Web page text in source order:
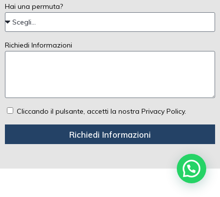
Hai una permuta?
Richiedi Informazioni
Cliccando il pulsante, accetti la nostra Privacy Policy.
Richiedi Informazioni